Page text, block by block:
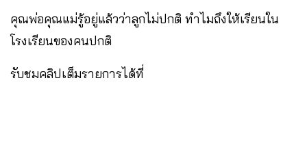
คุณพ่อคุณแม่รู้อยู่แล้วว่าลูกไม่ปกติ ทำไมถึงให้เรียนใน
โรงเรียนของคนปกติ
รับชมคลิปเต็มรายการได้ที่